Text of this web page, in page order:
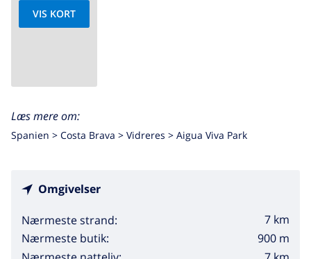
VIS KORT
Læs mere om:
Spanien > Costa Brava > Vidreres > Aigua Viva Park
Omgivelser
Nærmeste strand:
7 km
Nærmeste butik:
900 m